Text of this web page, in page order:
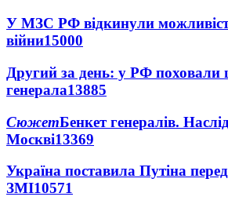
У МЗС РФ відкинули
війни15000
Другий за день: у РФ поховали
генерала13885
СюжетБенкет генералів.
Москві13369
Україна поставила Путіна
ЗМІ10571